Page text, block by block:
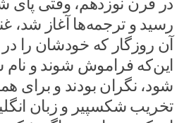
در قرن نوزدهم، وقتی پای
رسید و ترجمه‌ها آغاز شد،
آن روزگار که خودشان را
این‌که فراموش شوند و
شود، نگران بودند و برای
تخریب شکسپیر و زبان